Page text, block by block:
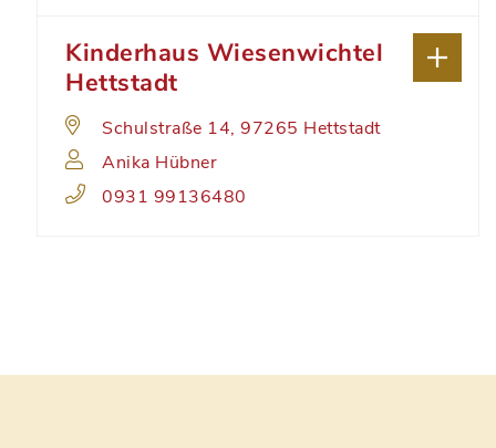
Kinderhaus Wiesenwichtel
Hettstadt
Schulstraße 14, 97265 Hettstadt
Anika Hübner
0931 99136480